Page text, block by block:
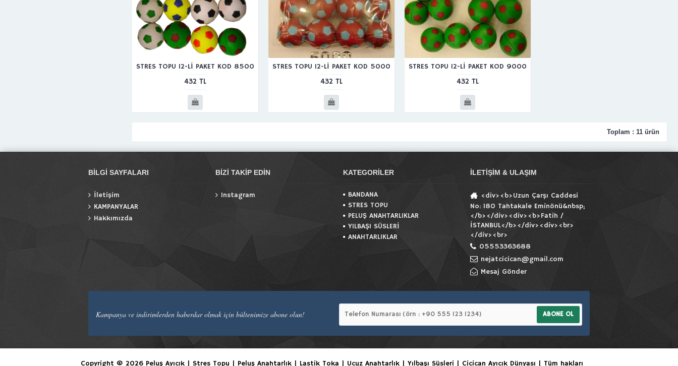
STRES TOPU 12-Lİ PAKET KOD 8500
432 TL
STRES TOPU 12-Lİ PAKET KOD 5000
432 TL
STRES TOPU 12-Lİ PAKET KOD 9000
432 TL
Toplam : 11 ürün
BILGI SAYFALARI
İletişim
KAMPANYALAR
Hakkımızda
BIZI TAKIP EDIN
Instagram
KATEGORILER
BANDANA
STRES TOPU
PELUŞ ANAHTARLIKLAR
YILBAŞI SÜSLERİ
ANAHTARLIKLAR
İLETIŞIM & ULAŞIM
<div><b>Uzun Çarşı Caddesi
No: 180 Tahtakale Eminönü&nbsp;
</b></div><div><b>Fatih /
İSTANBUL</b></div><div><br>
</div><br>
05553363688
nejatcicican@gmail.com
Mesaj Gönder
Kampanya ve indirimlerden haberdar olmak için bültenimize abone olun! ABONE OL
Copyright © 2026 Peluş Ayıcık | Stres Topu | Peluş Anahtarlık | Lastik Toka | Ucuz Anahtarlık | Yılbaşı Süsleri | Cicican Ayıcık Dünyası | Tüm hakları